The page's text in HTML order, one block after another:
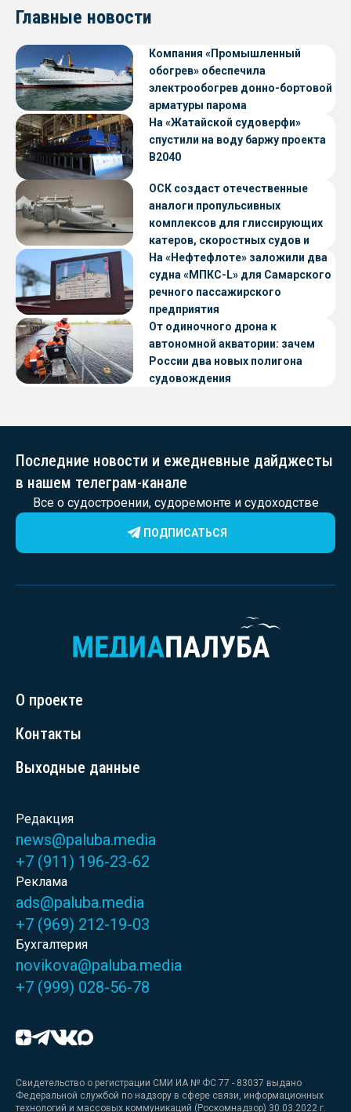
Главные новости
Компания «Промышленный
обогрев» обеспечила
электрообогрев донно-бортовой
арматуры парома
«Петропавловск» проекта CNF22
На «Жатайской судоверфи»
спустили на воду баржу проекта
В2040
ОСК создаст отечественные
аналоги пропульсивных
комплексов для глиссирующих
катеров, скоростных судов и
судов с малой осадкой
На «Нефтефлоте» заложили два
судна «МПКС-L» для Самарского
речного пассажирского
предприятия
От одиночного дрона к
автономной акватории: зачем
России два новых полигона
судовождения
Последние новости и ежедневные дайджесты
в нашем телеграм-канале
Все о судостроении, судоремонте и судоходстве
ПОДПИСАТЬСЯ
О проекте
Контакты
Выходные данные
Редакция
news@paluba.media
+7 (911) 196-23-62
Реклама
ads@paluba.media
+7 (969) 212-19-03
Бухгалтерия
novikova@paluba.media
+7 (999) 028-56-78
Свидетельство о регистрации СМИ ИА № ФС 77 - 83037 выдано
Федеральной службой по надзору в сфере связи, информационных
технологий и массовых коммуникаций (Роскомнадзор) 30.03.2022 г.